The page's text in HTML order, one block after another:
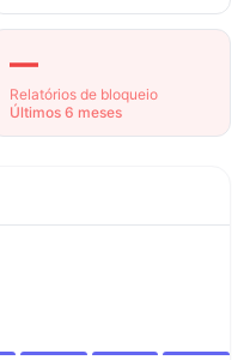
—
Relatórios de bloqueio
Últimos 6 meses